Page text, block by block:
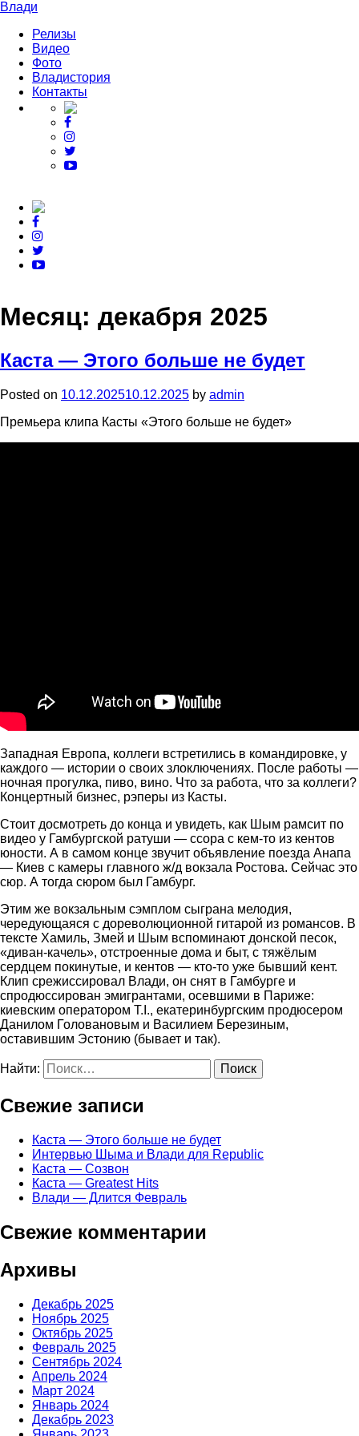
Влади
Релизы
Видео
Фото
Владистория
Контакты
Месяц: декабря 2025
Каста — Этого больше не будет
Posted on 10.12.202510.12.2025 by admin
Премьера клипа Касты «Этого больше не будет»
Западная Европа, коллеги встретились в командировке, у
каждого — истории о своих злоключениях. После работы —
ночная прогулка, пиво, вино. Что за работа, что за коллеги?
Концертный бизнес, рэперы из Касты.
Стоит досмотреть до конца и увидеть, как Шым рамсит по
видео у Гамбургской ратуши — ссора с кем-то из кентов
юности. А в самом конце звучит объявление поезда Анапа
— Киев с камеры главного ж/д вокзала Ростова. Сейчас это
сюр. А тогда сюром был Гамбург.
Этим же вокзальным сэмплом сыграна мелодия,
чередующаяся с дореволюционной гитарой из романсов. В
тексте Хамиль, Змей и Шым вспоминают донской песок,
«диван-качель», отстроенные дома и быт, с тяжёлым
сердцем покинутые, и кентов — кто-то уже бывший кент.
Клип срежиссировал Влади, он снят в Гамбурге и
спродюссирован эмигрантами, осевшими в Париже:
киевским оператором T.I., екатеринбургским продюсером
Данилом Головановым и Василием Березиным,
оставившим Эстонию (бывает и так).
Найти:
Свежие записи
Каста — Этого больше не будет
Интервью Шыма и Влади для Republic
Каста — Созвон
Каста — Greatest Hits
Влади — Длится Февраль
Свежие комментарии
Архивы
Декабрь 2025
Ноябрь 2025
Октябрь 2025
Февраль 2025
Сентябрь 2024
Апрель 2024
Март 2024
Январь 2024
Декабрь 2023